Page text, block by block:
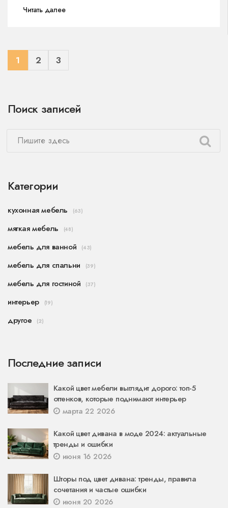
использование природных мотивов создаст
идеями и добавляя нотки индивидуальности.
Читать далее
1 2 3
Поиск записей
Категории
кухонная мебель (63)
мягкая мебель (48)
мебель для ванной (43)
мебель для спальни (39)
мебель для гостиной (37)
интерьер (19)
другое (2)
Последние записи
Какой цвет мебели выглядит дорого: топ-5
оттенков, которые поднимают интерьер
марта 22 2026
Какой цвет дивана в моде 2024: актуальные
тренды и ошибки
июня 16 2026
Шторы под цвет дивана: тренды, правила
сочетания и частые ошибки
июня 20 2026